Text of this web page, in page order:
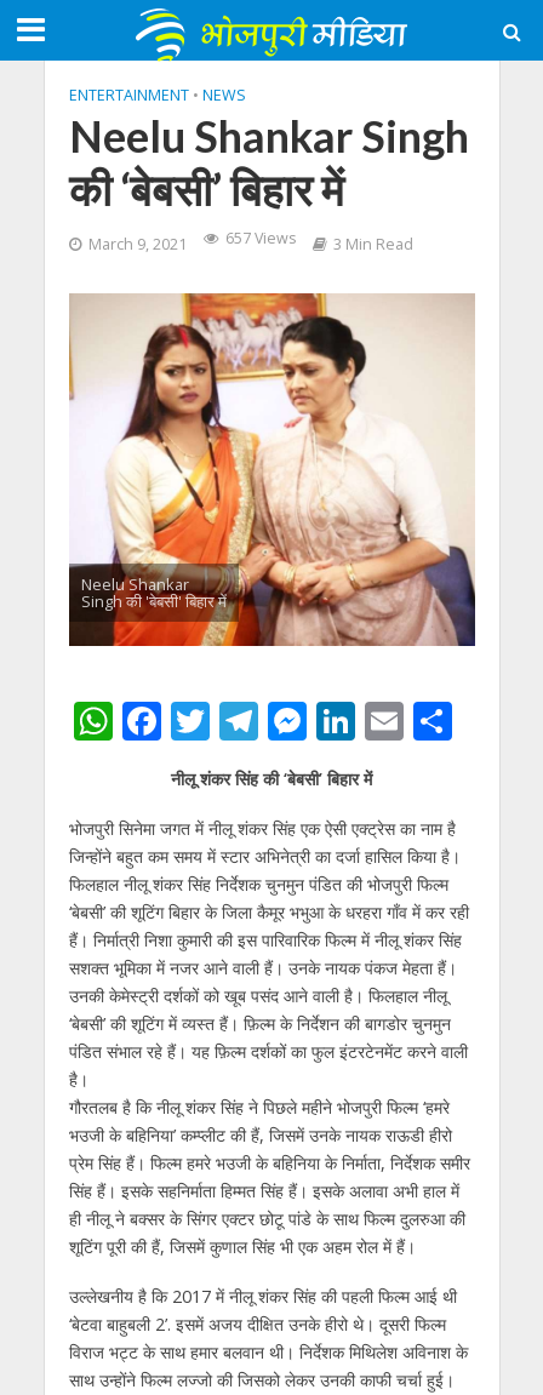
ENTERTAINMENT • NEWS
Neelu Shankar Singh
की ‘बेबसी’ बिहार में
March 9, 2021 657 Views 3 Min Read
Neelu Shankar
Singh की 'बेबसी' बिहार में
W
s
A
p
p
F
ac
e
b
o
o
k
T
w
itt
er
T
el
e
gr
a
m
M
e
ss
e
n
g
er
Li
n
k
e
dI
n
E
l
S
e
नीलू शंकर सिंह की ‘बेबसी’ बिहार में
भोजपुरी सिनेमा जगत में नीलू शंकर सिंह एक ऐसी एक्ट्रेस का नाम है
जिन्होंने बहुत कम समय में स्टार अभिनेत्री का दर्जा हासिल किया है।
फिलहाल नीलू शंकर सिंह निर्देशक चुनमुन पंडित की भोजपुरी फिल्म
‘बेबसी’ की शूटिंग बिहार के जिला कैमूर भभुआ के धरहरा गाँव में कर रही
हैं। निर्मात्री निशा कुमारी की इस पारिवारिक फिल्म में नीलू शंकर सिंह
सशक्त भूमिका में नजर आने वाली हैं। उनके नायक पंकज मेहता हैं।
उनकी केमेस्ट्री दर्शकों को खूब पसंद आने वाली है। फिलहाल नीलू
‘बेबसी’ की शूटिंग में व्यस्त हैं। फ़िल्म के निर्देशन की बागडोर चुनमुन
पंडित संभाल रहे हैं। यह फ़िल्म दर्शकों का फुल इंटरटेनमेंट करने वाली
है।
गौरतलब है कि नीलू शंकर सिंह ने पिछले महीने भोजपुरी फिल्म ‘हमरे
भउजी के बहिनिया’ कम्प्लीट की हैं, जिसमें उनके नायक राऊडी हीरो
प्रेम सिंह हैं। फिल्म हमरे भउजी के बहिनिया के निर्माता, निर्देशक समीर
सिंह हैं। इसके सहनिर्माता हिम्मत सिंह हैं। इसके अलावा अभी हाल में
ही नीलू ने बक्सर के सिंगर एक्टर छोटू पांडे के साथ फिल्म दुलरुआ की
शूटिंग पूरी की हैं, जिसमें कुणाल सिंह भी एक अहम रोल में हैं।
उल्लेखनीय है कि 2017 में नीलू शंकर सिंह की पहली फिल्म आई थी
‘बेटवा बाहुबली 2’. इसमें अजय दीक्षित उनके हीरो थे। दूसरी फिल्म
विराज भट्ट के साथ हमार बलवान थी। निर्देशक मिथिलेश अविनाश के
साथ उन्होंने फिल्म लज्जो की जिसको लेकर उनकी काफी चर्चा हुई।